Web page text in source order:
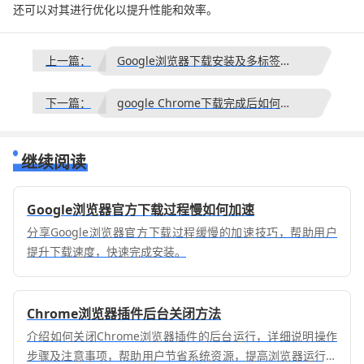
还可以对其进行优化以提升性能和效率。
上一篇： Google浏览器下载安装及多标签页管理教程
下一篇： google Chrome下载完成后如何设置同步加密
继续阅读
Google浏览器官方下载过程慢如何加速
分享Google浏览器官方下载过程缓慢的加速技巧，帮助用户
提升下载速度，快速完成安装。
Chrome浏览器插件后台关闭方法
介绍如何关闭Chrome浏览器插件的后台运行，详细说明操作
步骤及注意事项，帮助用户节省系统资源，提高浏览器运行效